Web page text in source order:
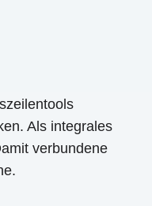
Als integrales
verbundene